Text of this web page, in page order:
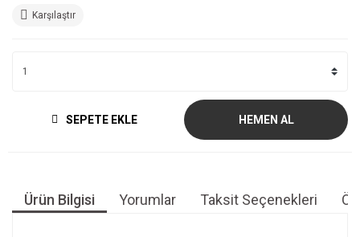
Karşılaştır
SEPETE EKLE HEMEN AL
Ürün Bilgisi Yorumlar Taksit Seçenekleri